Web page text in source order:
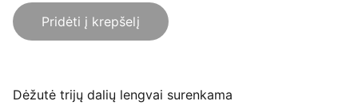
Pridėti į krepšelį
Dėžutė trijų dalių lengvai surenkama